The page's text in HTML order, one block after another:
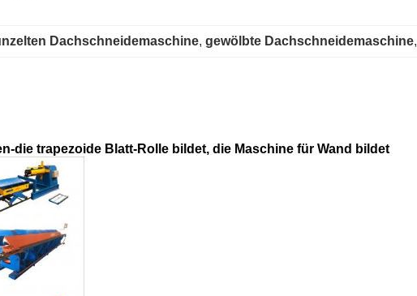
Dachschneidemaschine, gewölbte Dachschneidemaschine,
die trapezoide Blatt-Rolle bildet, die Maschine für Wand bildet